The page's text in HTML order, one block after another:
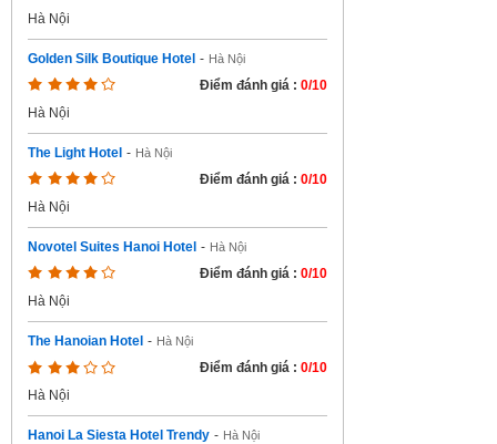
Hà Nội
Golden Silk Boutique Hotel - Hà Nội
Điểm đánh giá : 0/10
Hà Nội
The Light Hotel - Hà Nội
Điểm đánh giá : 0/10
Hà Nội
Novotel Suites Hanoi Hotel - Hà Nội
Điểm đánh giá : 0/10
Hà Nội
The Hanoian Hotel - Hà Nội
Điểm đánh giá : 0/10
Hà Nội
Hanoi La Siesta Hotel Trendy - Hà Nội